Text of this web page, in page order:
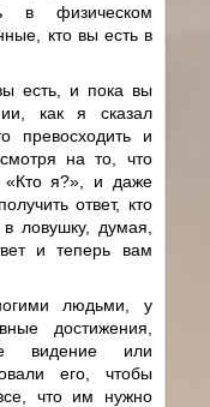
в физическом
кто вы есть в
есть, и пока вы
как я сказал
превосходить и
на то, что
«Кто я?», и даже
ответ, кто
ловушку, думая,
и теперь вам
людьми, у
достижения,
видение или
его, чтобы
что им нужно